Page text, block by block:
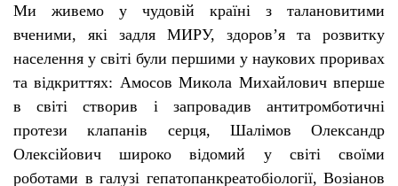
Ми живемо у чудовій країні з талановитими
вченими, які задля МИРУ, здоров’я та розвитку
населення у світі були першими у наукових проривах
та відкриттях: Амосов Микола Михайлович вперше
в світі створив і запровадив антитромботичні
протези клапанів серця, Шалімов Олександр
Олексійович широко відомий у світі своїми
роботами в галузі гепатопанкреатобіології, Возіанов